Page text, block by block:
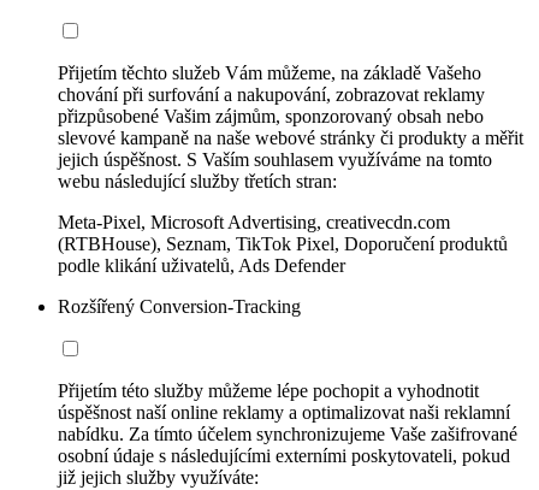
Přijetím těchto služeb Vám můžeme, na základě Vašeho
chování při surfování a nakupování, zobrazovat reklamy
přizpůsobené Vašim zájmům, sponzorovaný obsah nebo
slevové kampaně na naše webové stránky či produkty a měřit
jejich úspěšnost. S Vaším souhlasem využíváme na tomto
webu následující služby třetích stran:
Meta-Pixel, Microsoft Advertising, creativecdn.com
(RTBHouse), Seznam, TikTok Pixel, Doporučení produktů
podle klikání uživatelů, Ads Defender
Rozšířený Conversion-Tracking
Přijetím této služby můžeme lépe pochopit a vyhodnotit
úspěšnost naší online reklamy a optimalizovat naši reklamní
nabídku. Za tímto účelem synchronizujeme Vaše zašifrované
osobní údaje s následujícími externími poskytovateli, pokud
již jejich služby využíváte: